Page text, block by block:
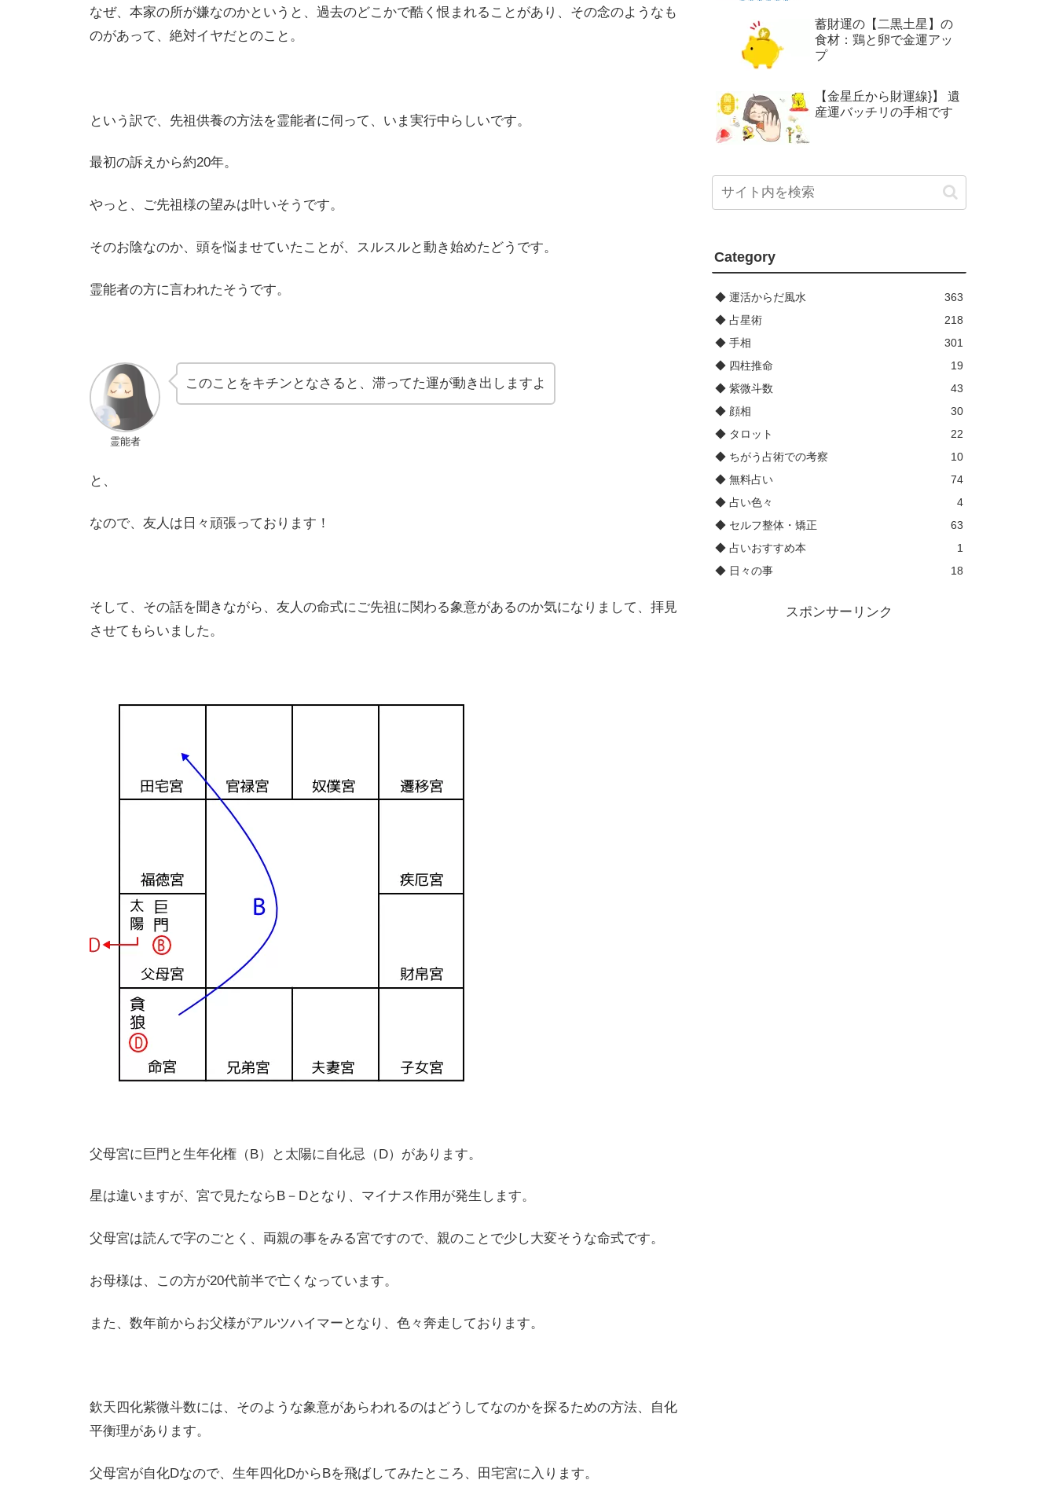
なぜ、本家の所が嫌なのかというと、過去のどこかで酷く恨まれることがあり、その念のようなも
のがあって、絶対イヤだとのこと。
という訳で、先祖供養の方法を霊能者に伺って、いま実行中らしいです。
最初の訴えから約20年。
やっと、ご先祖様の望みは叶いそうです。
そのお陰なのか、頭を悩ませていたことが、スルスルと動き始めたどうです。
霊能者の方に言われたそうです。
霊能者
このことをキチンとなさると、滞ってた運が動き出しますよ
と、
なので、友人は日々頑張っております！
そして、その話を聞きながら、友人の命式にご先祖に関わる象意があるのか気になりまして、拝見
させてもらいました。
父母宮に巨門と生年化権（B）と太陽に自化忌（D）があります。
星は違いますが、宮で見たならB－Dとなり、マイナス作用が発生します。
父母宮は読んで字のごとく、両親の事をみる宮ですので、親のことで少し大変そうな命式です。
お母様は、この方が20代前半で亡くなっています。
また、数年前からお父様がアルツハイマーとなり、色々奔走しております。
欽天四化紫微斗数には、そのような象意があらわれるのはどうしてなのかを探るための方法、自化
平衡理があります。
父母宮が自化Dなので、生年四化DからBを飛ばしてみたところ、田宅宮に入ります。
蓄財運の【二黒土星】の
食材：鶏と卵で金運アッ
プ
【金星丘から財運線}】 遺
産運バッチリの手相です
Category
◆ 運活からだ風水
363
◆ 占星術
218
◆ 手相
301
◆ 四柱推命
19
◆ 紫微斗数
43
◆ 顔相
30
◆ タロット
22
◆ ちがう占術での考察
10
◆ 無料占い
74
◆ 占い色々
4
◆ セルフ整体・矯正
63
◆ 占いおすすめ本
1
◆ 日々の事
18
スポンサーリンク